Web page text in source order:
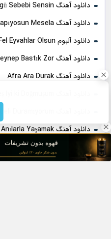
دانلود آهنگ Bengü Sebebi Sensin
دانلود آهنگ BLOK3 Napıyosun Mesela
دانلود آلبوم Emre Fel Eyvahlar Olsun
دانلود آهنگ Zeynep Bastık Zor
دانلود آهنگ Afra Ara Durak
دانلود آهنگ Tarkan Anılarla Yaşamak
دانلود آهنگ Burak Bulut Herkes Gibi